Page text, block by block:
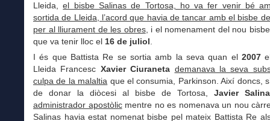
Lleida,el bisbe Salinas de Tortosa, ho va fer venir bé
sortida de Lleida, l’acord que havia de tancar amb el bisbe
per al lliurament de les obres, i el nomenament del nou
que va tenir lloc el 16 de juliol.
I és que Battista Re se sortia amb la seva quan el 2007
Lleida Francesc Xavier Ciuraneta demanava la seva
culpa de la malaltia que el consumia, Parkinson. Així doncs,
de donar la diòcesi al bisbe de Tortosa, Javier
administrador apostòlicmentre no es nomenava un nou
Salinas havia estat nomenat bisbe pel mateix Battista Re